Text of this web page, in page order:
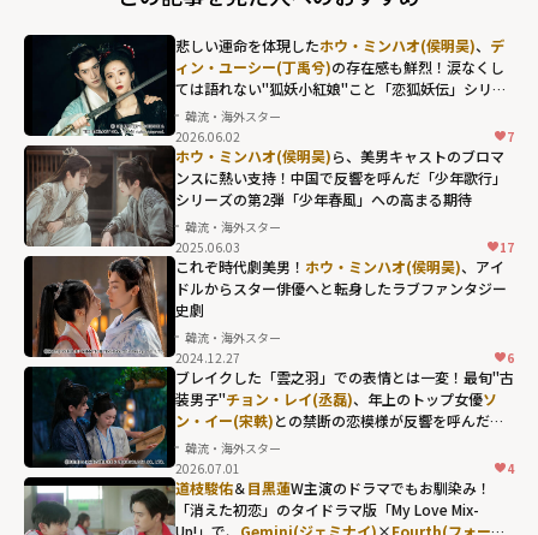
悲しい運命を体現したホウ・ミンハオ(侯明昊)、 デ
ィン・ユーシー(丁禹兮)の存在感も鮮烈！涙なくし
ては語れない"狐妖小紅娘"こと「恋狐妖伝」シリー
ズ第2章
韓流・海外スター
2026.06.02
7
ホウ・ミンハオ(侯明昊)ら、美男キャストのブロマ
ンスに熱い支持！中国で反響を呼んだ「少年歌行」
シリーズの第2弾「少年春風」への高まる期待
韓流・海外スター
2025.06.03
17
これぞ時代劇美男！ ホウ・ミンハオ(侯明昊)、アイ
ドルからスター俳優へと転身したラブファンタジー
史劇
韓流・海外スター
2024.12.27
6
チョン・レイ(丞
磊)、年上のトッ
ブレイクした「雲之羽」での表情とは一変！最旬"古
装男子"チョン・レイ(丞磊)、年上のトップ女優ソ
ン・イー(宋軼)との禁断の恋模様が反響を呼んだ
「与晋長安」
韓流・海外スター
2026.07.01
4
道枝駿佑＆目黒蓮W主演のドラマでもお馴染み！
「消えた初恋」のタイドラマ版「My Love Mix-
Up!」で、 Gemini(ジェミナイ)×Fourth(フォース)